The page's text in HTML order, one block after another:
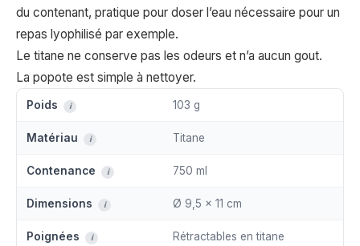
du contenant, pratique pour doser l’eau nécessaire pour un
repas lyophilisé par exemple.
Le titane ne conserve pas les odeurs et n’a aucun gout.
La popote est simple à nettoyer.
Poids i 103 g
Matériau i Titane
Contenance i 750 ml
Dimensions i Ø 9,5 × 11 cm
Poignées i Rétractables en titane